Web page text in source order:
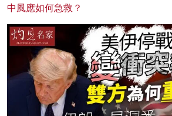
中風應如何急救？